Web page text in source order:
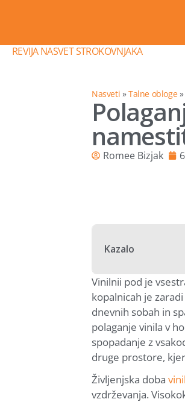
REVIJA NASVET STROKOVNJAKA
Nasveti »Talne obloge»
Romee Bizjak
Kazalo
Vinilnii pod je
kopalnicah je
dnevnih sobah in
polaganje vinila v
spopadanje z
druge prostore,
Življenjska doba
vzdrževanja.